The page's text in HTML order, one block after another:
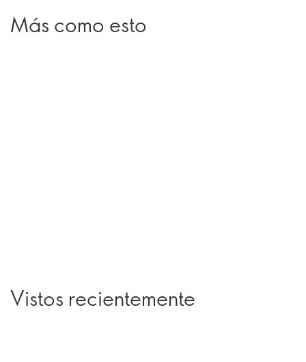
Más como esto
Vistos recientemente